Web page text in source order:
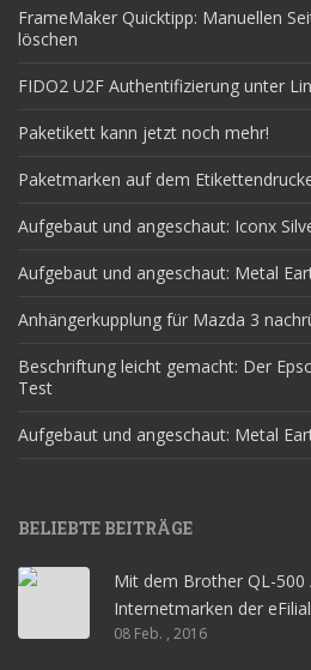
FrameMaker Quicktipp: Manuellen
löschen
FIDO2 U2F Authentifizierung unter
Paketikett kann jetzt noch mehr!
Paketmarken auf dem
Aufgebaut und angeschaut: Iconx
Aufgebaut und angeschaut: Metal
Anhängerkupplung für Mazda 3
Beschriftung leicht gemacht: Der
Test
Aufgebaut und angeschaut: Metal
BELIEBTE BEITRÄGE
Mit dem Brother QL-500
Internetmarken der
08 Feb. , 2016